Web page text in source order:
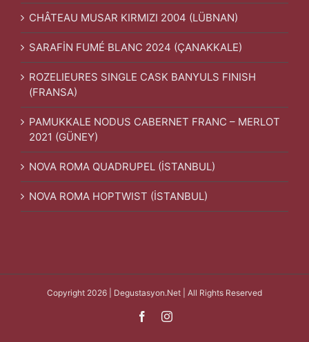
CHÂTEAU MUSAR KIRMIZI 2004 (LÜBNAN)
SARAFİN FUMÉ BLANC 2024 (ÇANAKKALE)
ROZELIEURES SINGLE CASK BANYULS FINISH
(FRANSA)
PAMUKKALE NODUS CABERNET FRANC – MERLOT
2021 (GÜNEY)
NOVA ROMA QUADRUPEL (İSTANBUL)
NOVA ROMA HOPTWIST (İSTANBUL)
Copyright 2026 | Degustasyon.Net | All Rights Reserved
FacebookInstagram